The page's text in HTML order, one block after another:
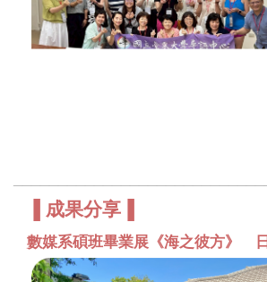
成果分享
數媒系碩班畢業展《海之彼方》